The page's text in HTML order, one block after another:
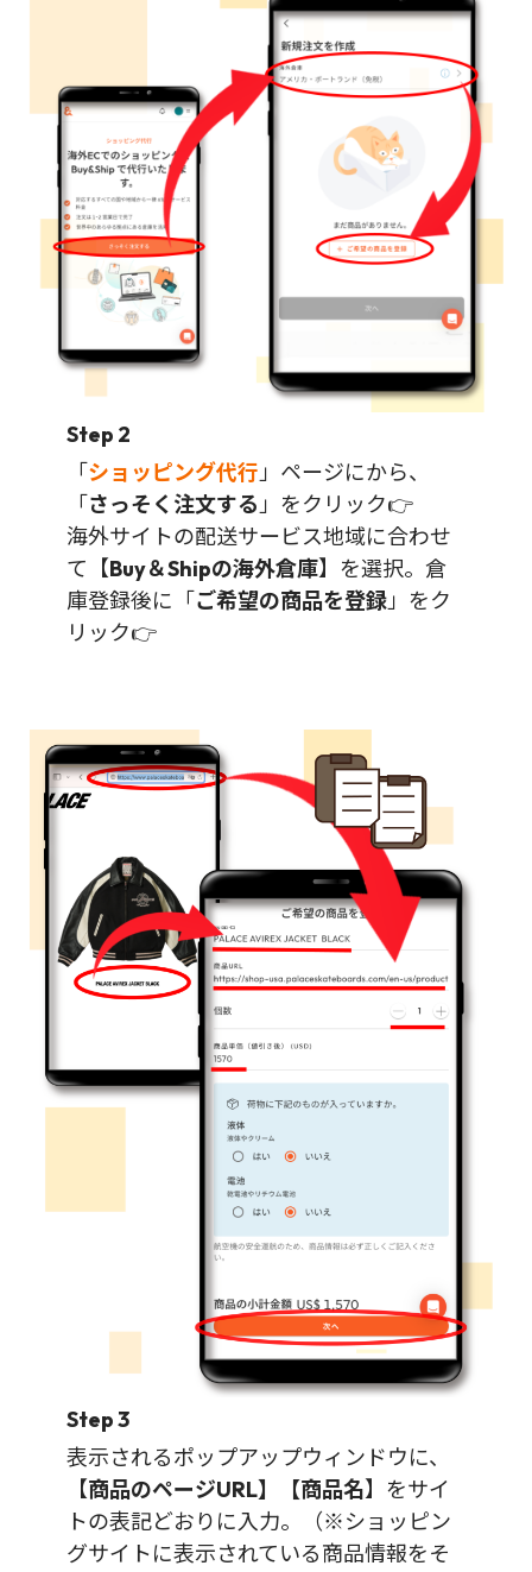
Step 2
「ショッピング代行」ページにから、
「さっそく注文する」をクリック👉
海外サイトの配送サービス地域に合わせ
て【Buy＆Shipの海外倉庫】を選択。倉
庫登録後に「ご希望の商品を登録」をク
リック👉
Step 3
表示されるポップアップウィンドウに、
【商品のページURL】【商品名】をサイ
トの表記どおりに入力。（※ショッピン
グサイトに表示されている商品情報をそ